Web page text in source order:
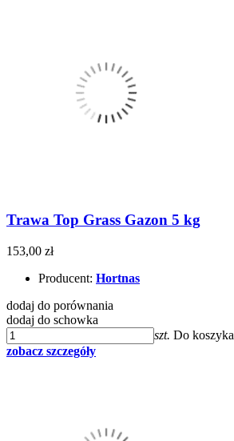
Trawa Top Grass Gazon 5 kg
153,00 zł
Producent: Hortnas
dodaj do porównania
dodaj do schowka
szt. Do koszyka
zobacz szczegóły